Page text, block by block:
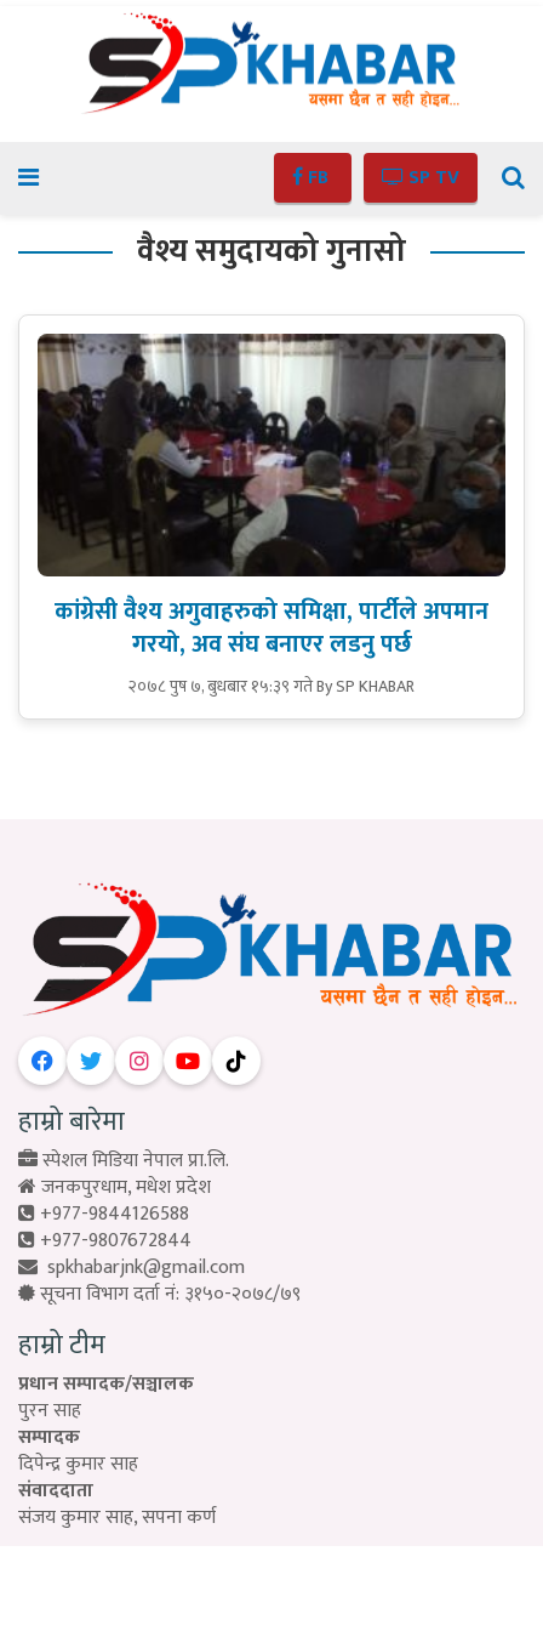
FB SP TV
वैश्य समुदायको गुनासो
कांग्रेसी वैश्य अगुवाहरुको समिक्षा, पार्टीले अपमान
गरयो, अव संघ बनाएर लडनु पर्छ
२०७८ पुष ७, बुधबार १५:३९ गतेBy SP KHABAR
हाम्रो बारेमा
स्पेशल मिडिया नेपाल प्रा.लि.
जनकपुरधाम, मधेश प्रदेश
+977-9844126588
+977-9807672844
spkhabarjnk@gmail.com
सूचना विभाग दर्ता नं: ३१५०-२०७८/७९
हाम्रो टीम
प्रधान सम्पादक/सञ्चालक
पुरन साह
सम्पादक
दिपेन्द्र कुमार साह
संवाददाता
संजय कुमार साह, सपना कर्ण